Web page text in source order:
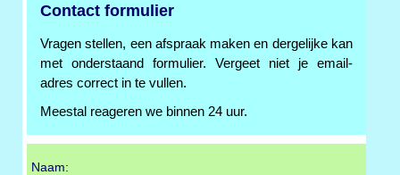
Contact formulier
Vragen stellen, een afspraak maken en dergelijke kan
met onderstaand formulier. Vergeet niet je email-
adres correct in te vullen.
Meestal reageren we binnen 24 uur.
Naam: